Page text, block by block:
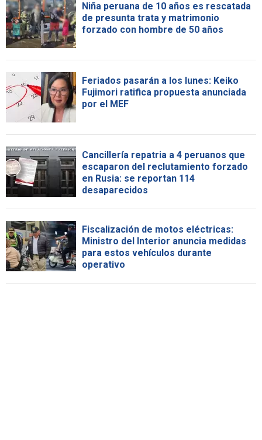
Niña peruana de 10 años es rescatada
de presunta trata y matrimonio
forzado con hombre de 50 años
Feriados pasarán a los lunes: Keiko
Fujimori ratifica propuesta anunciada
por el MEF
Cancillería repatria a 4 peruanos que
escaparon del reclutamiento forzado
en Rusia: se reportan 114
desaparecidos
Fiscalización de motos eléctricas:
Ministro del Interior anuncia medidas
para estos vehículos durante
operativo